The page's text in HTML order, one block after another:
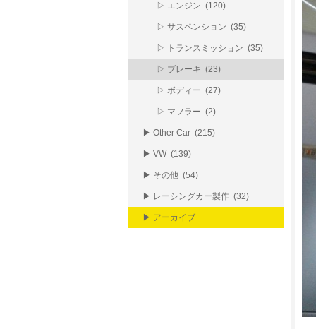
▷ エンジン (120)
▷ サスペンション (35)
▷ トランスミッション (35)
▷ ブレーキ (23)
▷ ボディー (27)
▷ マフラー (2)
▶ Other Car (215)
▶ VW (139)
▶ その他 (54)
▶ レーシングカー製作 (32)
▶ アーカイブ